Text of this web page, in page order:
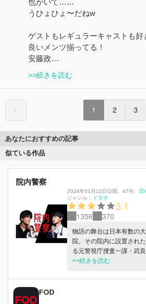
うひょひょ〜だねw
ゲストもレギュラーキャストも好
良いメンツ揃ってる！
安藤政…
>>続きを読む
1 2 3
あなたにおすすめの記事
似ている作品
院内警察
2024年01月12日公開 47分
日
ジャンル：
ドラマ
3.1
1356 370
物語の舞台は日本有数の
院。その院内に設置され
る元警視庁捜査一課・武
日々患者同士のトラブル
正親）と2人きりで交番を
に交番事務員として川本
されることに。川本は有
>>続きを読む
FOD